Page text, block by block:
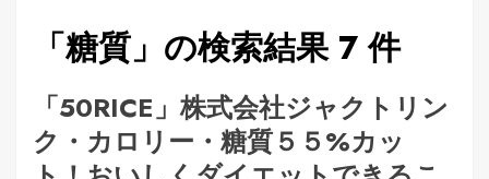
「糖質」の検索結果 7 件
「50RICE」株式会社ジャクトリン
ク・カロリー・糖質５５%カッ